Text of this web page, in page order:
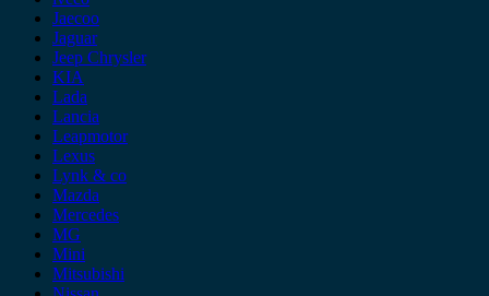
Jaecoo
Jaguar
Jeep Chrysler
KIA
Lada
Lancia
Leapmotor
Lexus
Lynk & co
Mazda
Mercedes
MG
Mini
Mitsubishi